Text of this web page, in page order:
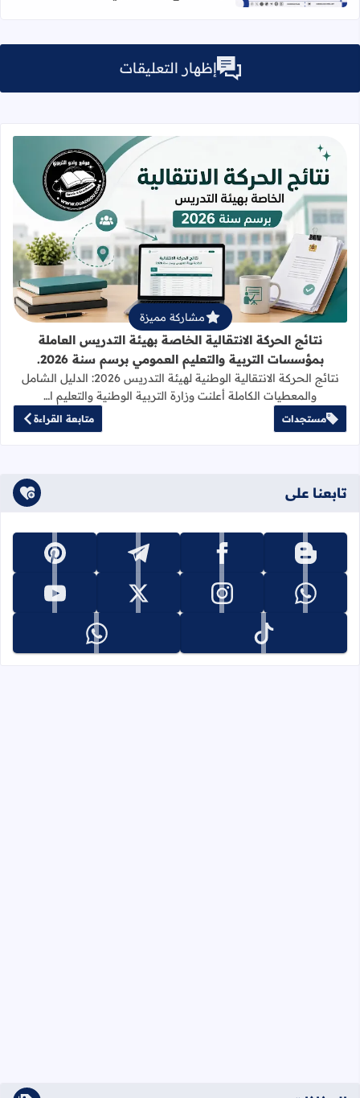
إظهار التعليقات
قراءة المزيد عن نتائج الحركة
مشاركة مميزة
نتائج الحركة الانتقالية الخاصة بهيئة التدريس العاملة
بمؤسسات التربية والتعليم العمومي برسم سنة 2026.
نتائج الحركة الانتقالية الوطنية لهيئة التدريس 2026: الدليل الشامل
والمعطيات الكاملة أعلنت وزارة التربية الوطنية والتعليم ا…
مستجدات متابعة القراءة
تابعنا على
تابعنا على blogger تابعنا على facebook تابعنا على telegram تابعنا على pinterest
تابعنا على whatsapp تابعنا على instagram تابعنا على x تابعنا على youtube
تابعنا على tiktok تابعنا على whatsapp